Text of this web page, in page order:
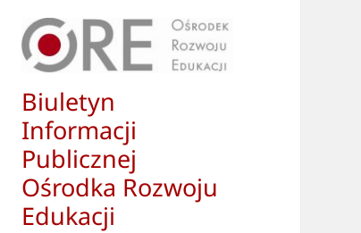
Biuletyn
Informacji
Publicznej
Ośrodka Rozwoju
Edukacji